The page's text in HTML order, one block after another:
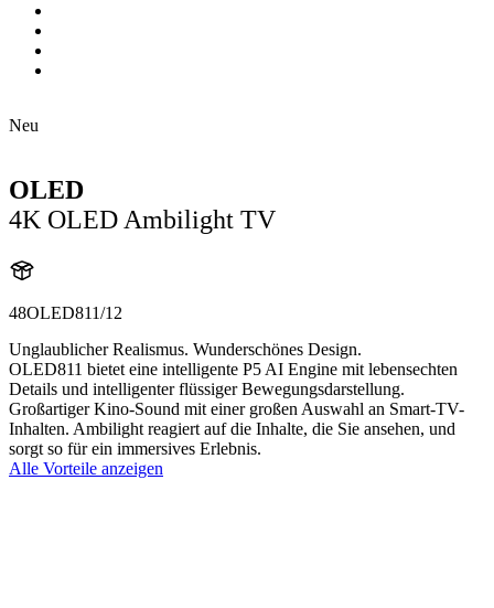
Neu
OLED
4K OLED Ambilight TV
48OLED811/12
Unglaublicher Realismus. Wunderschönes Design.
OLED811 bietet eine intelligente P5 AI Engine mit lebensechten
Details und intelligenter flüssiger Bewegungsdarstellung.
Großartiger Kino-Sound mit einer großen Auswahl an Smart-TV-
Inhalten. Ambilight reagiert auf die Inhalte, die Sie ansehen, und
sorgt so für ein immersives Erlebnis.
Alle Vorteile anzeigen